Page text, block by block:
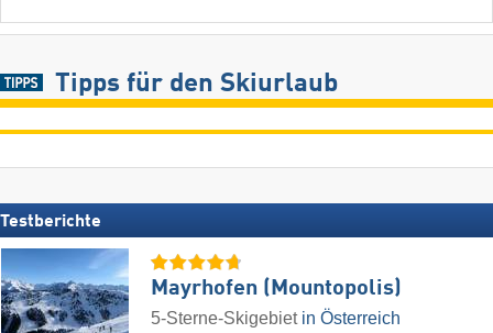
Tipps für den Skiurlaub
Testberichte
Mayrhofen (Mountopolis)
5-Sterne-Skigebiet in Österreich